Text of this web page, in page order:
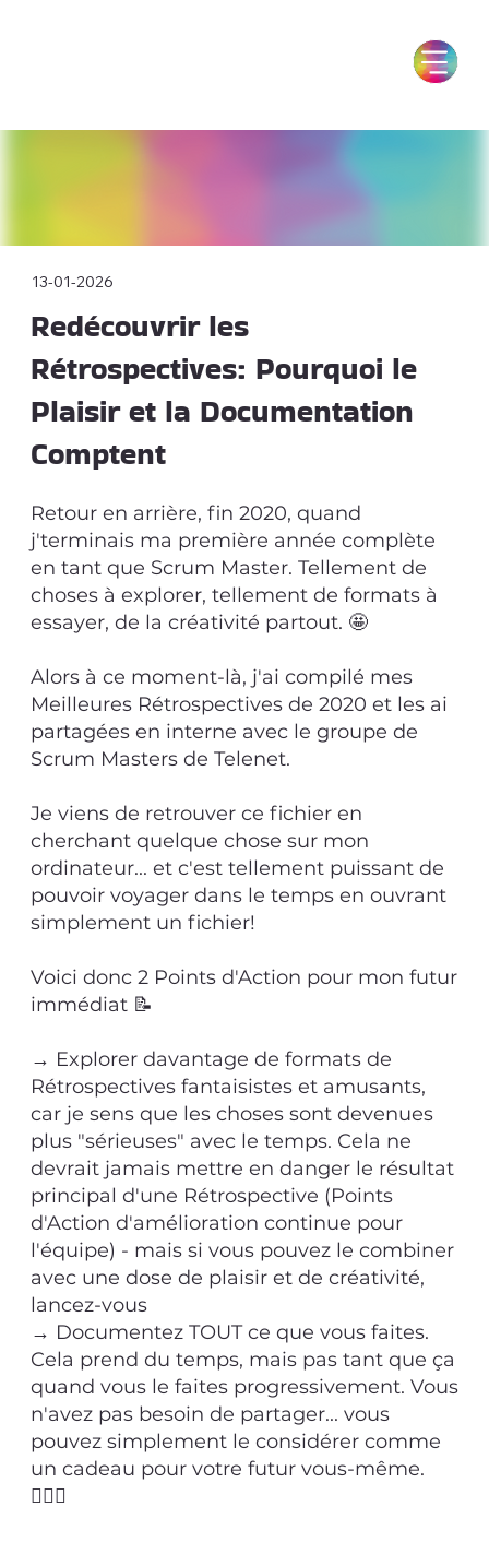
13-01-2026
Redécouvrir les
Rétrospectives: Pourquoi le
Plaisir et la Documentation
Comptent
Retour en arrière, fin 2020, quand
j'terminais ma première année complète
en tant que Scrum Master. Tellement de
choses à explorer, tellement de formats à
essayer, de la créativité partout. 🤩
Alors à ce moment-là, j'ai compilé mes
Meilleures Rétrospectives de 2020 et les ai
partagées en interne avec le groupe de
Scrum Masters de Telenet.
Je viens de retrouver ce fichier en
cherchant quelque chose sur mon
ordinateur... et c'est tellement puissant de
pouvoir voyager dans le temps en ouvrant
simplement un fichier!
Voici donc 2 Points d'Action pour mon futur
immédiat 📝
→ Explorer davantage de formats de
Rétrospectives fantaisistes et amusants,
car je sens que les choses sont devenues
plus "sérieuses" avec le temps. Cela ne
devrait jamais mettre en danger le résultat
principal d'une Rétrospective (Points
d'Action d'amélioration continue pour
l'équipe) - mais si vous pouvez le combiner
avec une dose de plaisir et de créativité,
lancez-vous
→ Documentez TOUT ce que vous faites.
Cela prend du temps, mais pas tant que ça
quand vous le faites progressivement. Vous
n'avez pas besoin de partager... vous
pouvez simplement le considérer comme
un cadeau pour votre futur vous-même.
💁🏻‍♂️